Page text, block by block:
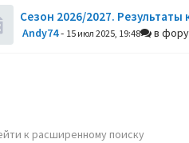
Сезон 2026/2027. Результаты
Andy74- 15 июл 2025, 19:48 в
к расширенному поиску